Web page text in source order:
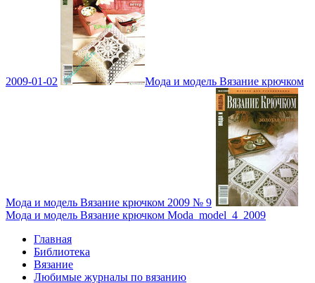
2009-01-02 Мода и модель Вязание крючком
Мода и модель Вязание крючком 2009 № 9
Мода и модель Вязание крючком Moda_model_4_2009
Главная
Библиотека
Вязание
Любимые журналы по вязанию